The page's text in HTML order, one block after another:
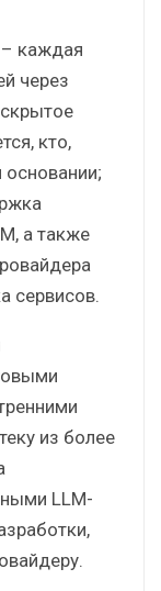
каждая
через
кто,
основании;
а также
сервисов.
из более
LLM-